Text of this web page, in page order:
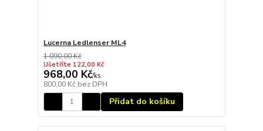
Lucerna Ledlenser ML4
1 090,00 Kč
Ušetříte 122,00 Kč
968,00 Kč/ks
800,00 Kč bez DPH
Přidat do košíku